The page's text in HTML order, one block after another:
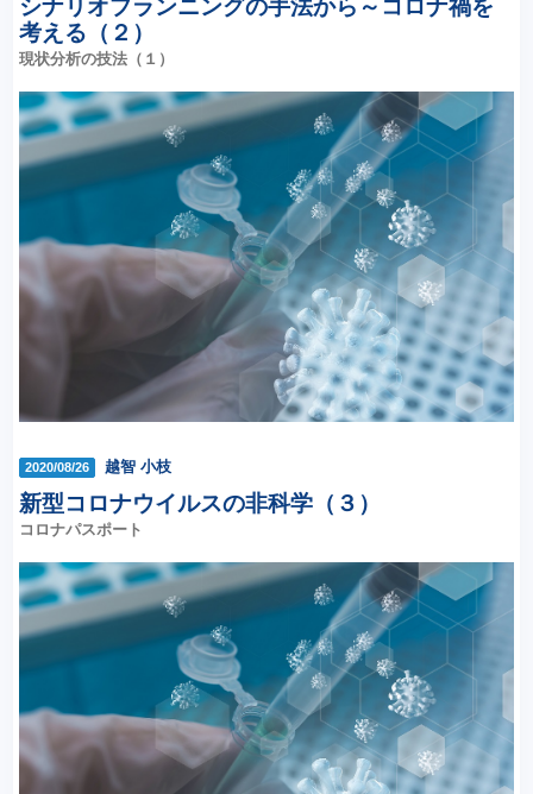
シナリオプランニングの手法から～コロナ禍を
考える（２）
現状分析の技法（１）
2020/08/26 越智 小枝
新型コロナウイルスの非科学（３）
コロナパスポート